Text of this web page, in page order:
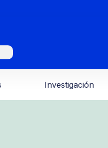
Investigación